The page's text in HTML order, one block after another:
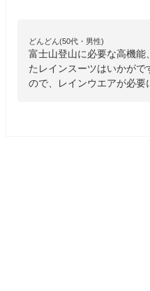
どんどん(50代・男性)
富士山登山に必要な高機
たレインスーツはいかが
ので、レインウエアが必要